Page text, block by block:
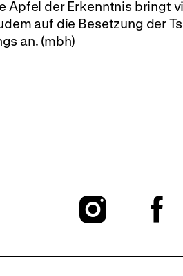
Apfel der Erkenntnis bringt
auf die Besetzung der
an. (mbh)
To
To